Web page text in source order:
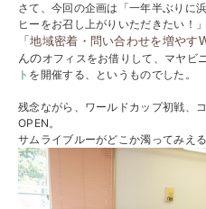
さて、今回の企画は「一年半ぶりに
ヒーをお召し上がりいただきたい！
「地域密着・問い合わせを増やす
んのオフィスをお借りして、マヤビ
ト を開催する、というものでした。
残念ながら、ワールドカップ初戦、
OPEN。
サムライブルーがどこか濁ってみえ